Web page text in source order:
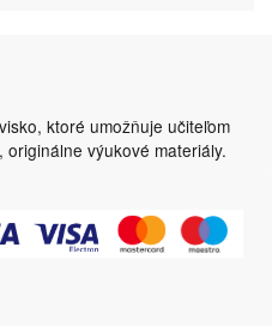
ktoré umožňuje učiteľom
výukové materiály.